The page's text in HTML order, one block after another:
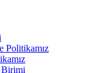
Politikamız
Birimi